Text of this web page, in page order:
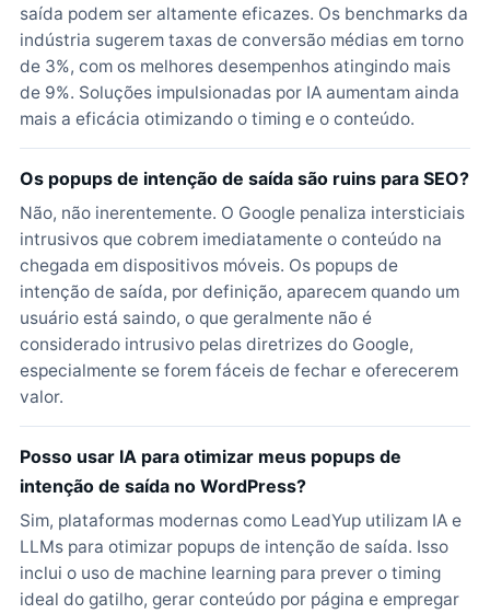
saída podem ser altamente eficazes. Os benchmarks da
indústria sugerem taxas de conversão médias em torno
de 3%, com os melhores desempenhos atingindo mais
de 9%. Soluções impulsionadas por IA aumentam ainda
mais a eficácia otimizando o timing e o conteúdo.
Os popups de intenção de saída são ruins para SEO?
Não, não inerentemente. O Google penaliza intersticiais
intrusivos que cobrem imediatamente o conteúdo na
chegada em dispositivos móveis. Os popups de
intenção de saída, por definição, aparecem quando um
usuário está saindo, o que geralmente não é
considerado intrusivo pelas diretrizes do Google,
especialmente se forem fáceis de fechar e oferecerem
valor.
Posso usar IA para otimizar meus popups de
intenção de saída no WordPress?
Sim, plataformas modernas como LeadYup utilizam IA e
LLMs para otimizar popups de intenção de saída. Isso
inclui o uso de machine learning para prever o timing
ideal do gatilho, gerar conteúdo por página e empregar